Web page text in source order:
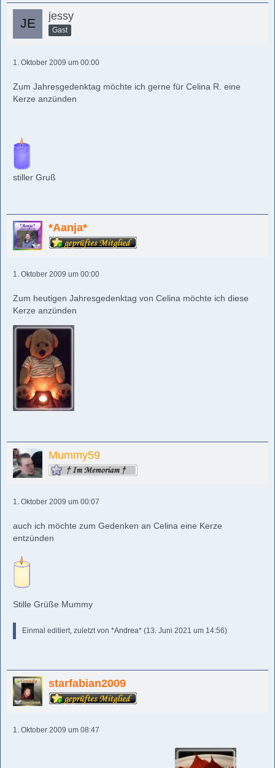
jessy
Gast
1. Oktober 2009 um 00:00
Zum Jahresgedenktag möchte ich gerne für Celina R. eine
Kerze anzünden
stiller Gruß
*Aanja*
1. Oktober 2009 um 00:00
Zum heutigen Jahresgedenktag von Celina möchte ich diese
Kerze anzünden
Mummy59
1. Oktober 2009 um 00:07
auch ich möchte zum Gedenken an Celina eine Kerze
entzünden
Stille Grüße Mummy
Einmal editiert, zuletzt von *Andrea* (13. Juni 2021 um 14:56)
starfabian2009
1. Oktober 2009 um 08:47